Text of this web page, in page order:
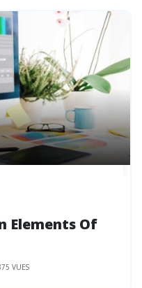
Elements Of
VUES